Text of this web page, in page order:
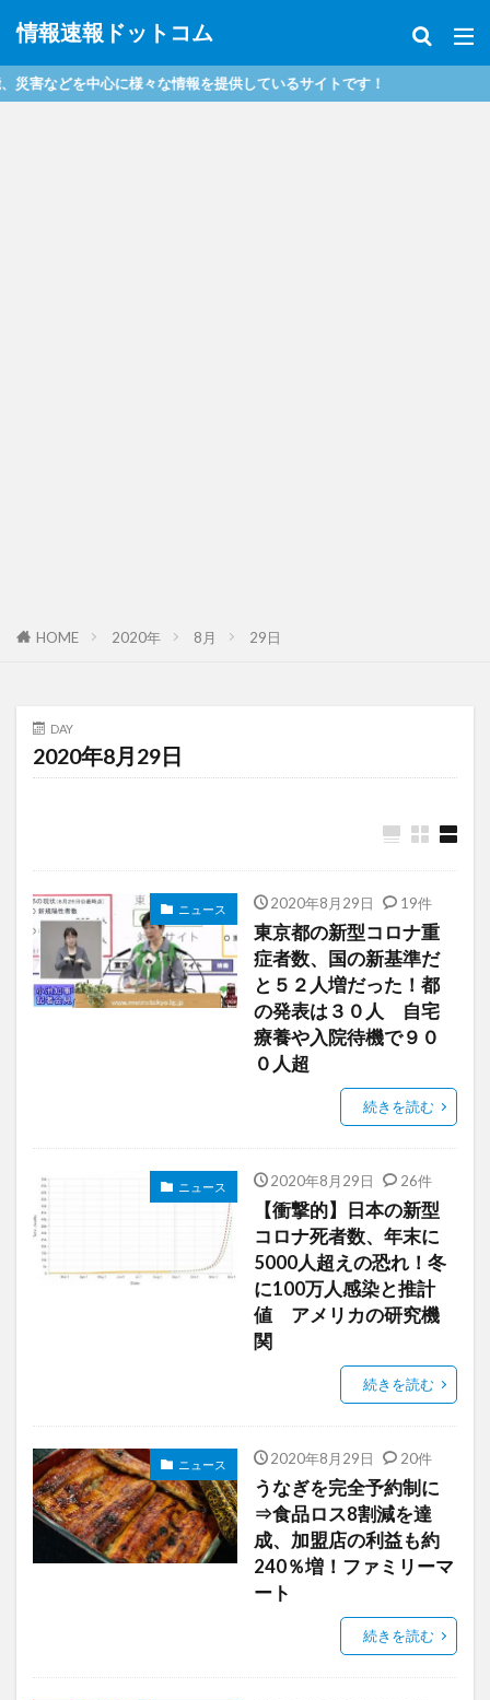
情報速報ドットコム
どを中心に様々な情報を提供しているサイトです！
HOME 2020年 8月 29日
DAY
2020年8月29日
ニュース 2020年8月29日 19件
東京都の新型コロナ重
症者数、国の新基準だ
と５２人増だった！都
の発表は３０人 自宅
療養や入院待機で９０
０人超
続きを読む
ニュース 2020年8月29日 26件
【衝撃的】日本の新型
コロナ死者数、年末に
5000人超えの恐れ！冬
に100万人感染と推計
値 アメリカの研究機
関
続きを読む
ニュース 2020年8月29日 20件
うなぎを完全予約制に
⇒食品ロス8割減を達
成、加盟店の利益も約
240％増！ファミリーマ
ート
続きを読む